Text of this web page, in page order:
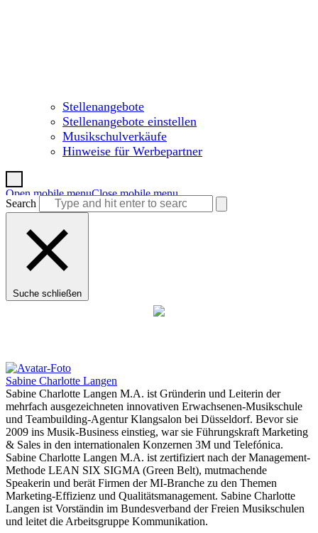
Stellenangebote
Stellenangebote einstellen
Musikschulverkäufe
Hinweise für Werbepartner
Open mobile menuClose mobile menu
Warenkorb
Search
Suche schließen
Anzeige
Sabine Charlotte Langen
Sabine Charlotte Langen M.A. ist Gründerin und Leiterin der
mehrfach ausgezeichneten innovativen Erwachsenen-Musikschule
und Teambuilding-Agentur Klangsalon bei Düsseldorf. Bevor sie
2009 ins Musik-Business einstieg, war sie Führungskraft Marketing
& Sales in den internationalen Konzernen 3M und Telefónica.
Sabine Charlotte Langen M.A. ist zertifiziert nach der Management-
Methode LEAN SIX SIGMA (Green Belt), mutmachende
Speakerin und berät Firmen der MI-Branche zu den Themen
Marketing-Effizienz und Qualitätsmanagement. Sabine Charlotte
Langen ist Vorständin im Bundesverband der Freien Musikschulen
und leitet die Arbeitsgruppe Kommunikation.